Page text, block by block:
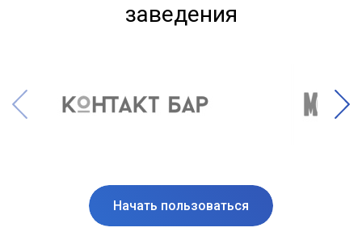
заведения
Начать пользоваться